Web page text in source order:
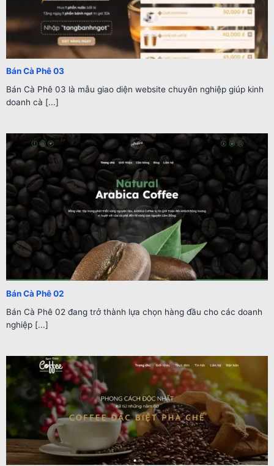
Bán Cà Phê 03
Bán Cà Phê 03 là mẫu giao diện website chuyên nghiệp giúp kinh
doanh cà [...]
Bán Cà Phê 02
Bán Cà Phê 02 đang trở thành lựa chọn hàng đầu cho các doanh
nghiệp [...]